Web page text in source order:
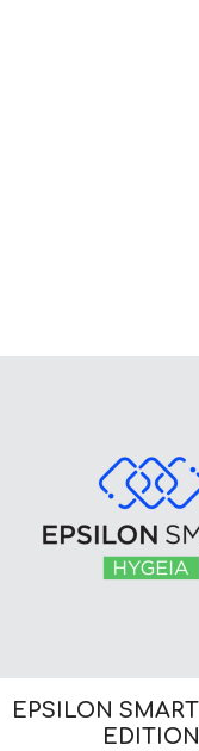
EPSILON
EDITION